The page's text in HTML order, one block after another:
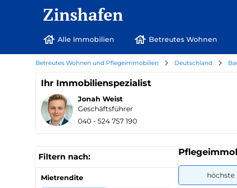
Zinshafen
Alle Immobilien Betreutes Wohnen
Betreutes Wohnen und Pflegeimmobilien Deutschland
Ihr Immobilienspezialist
Jonah Weist
Geschäftsführer
040 - 524 757 190
Filtern nach:
Mietrendite höchste